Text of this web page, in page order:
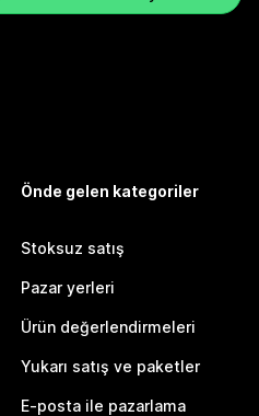
Önde gelen kategoriler
Stoksuz satış
Pazar yerleri
Ürün değerlendirmeleri
Yukarı satış ve paketler
E-posta ile pazarlama